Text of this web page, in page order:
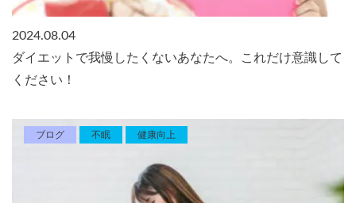
2024.08.04
ダイエットで我慢したくないあなたへ。これだけ意識して
ください！
ブログ 不眠 健康向上